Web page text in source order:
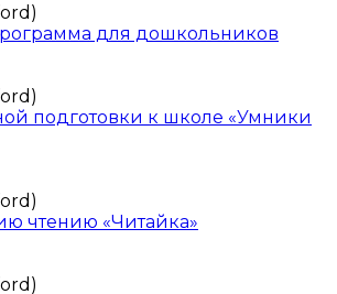
для дошкольников
подготовки к школе «Умники
чтению «Читайка»